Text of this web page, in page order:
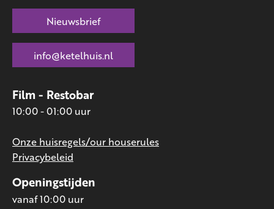
Openingstijden
vanaf 10:00 uur
Film - Restobar
10:00 - 01:00 uur
Onze huisregels/our houserules
Privacybeleid
Nieuwsbrief
info@ketelhuis.nl